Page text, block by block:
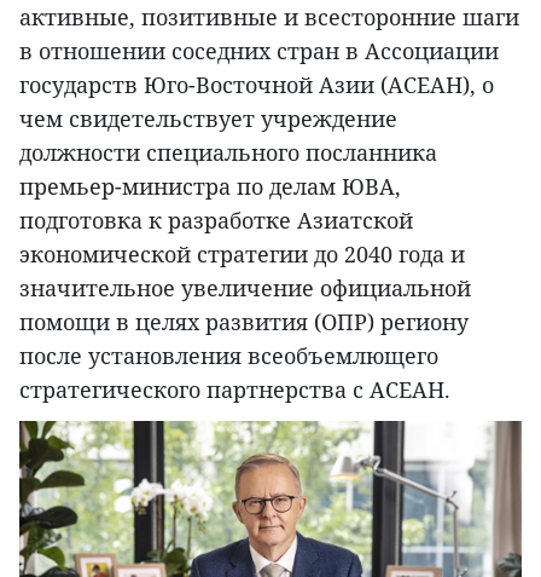
активные, позитивные и всесторонние шаги
в отношении соседних стран в Ассоциации
государств Юго-Восточной Азии (АСЕАН), о
чем свидетельствует учреждение
должности специального посланника
премьер-министра по делам ЮВА,
подготовка к разработке Азиатской
экономической стратегии до 2040 года и
значительное увеличение официальной
помощи в целях развития (ОПР) региону
после установления всеобъемлющего
стратегического партнерства с АСЕАН.